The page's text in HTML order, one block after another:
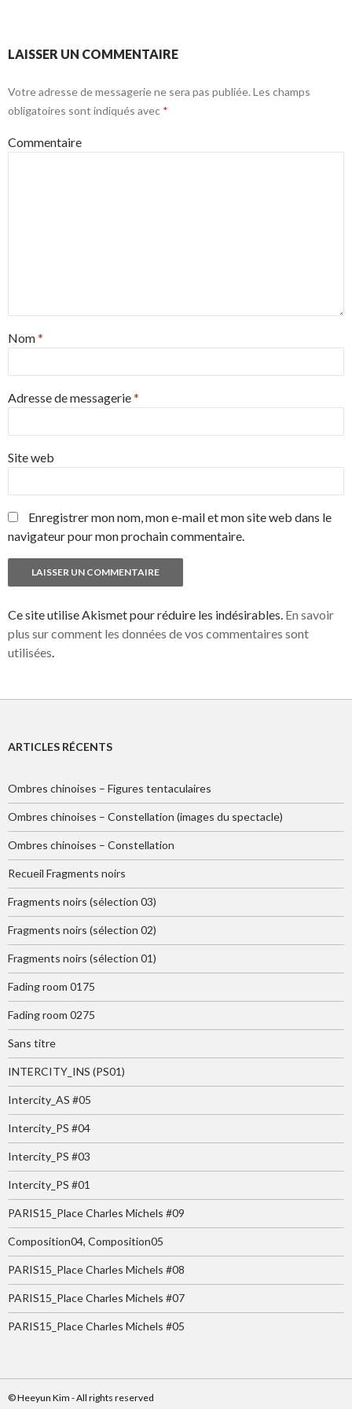
LAISSER UN COMMENTAIRE
Votre adresse de messagerie ne sera pas publiée. Les champs
obligatoires sont indiqués avec *
Commentaire
Nom*
Adresse de messagerie*
Site web
Enregistrer mon nom, mon e-mail et mon site web dans le
navigateur pour mon prochain commentaire.
Ce site utilise Akismet pour réduire les indésirables. En savoir
plus sur comment les données de vos commentaires sont
utilisées.
ARTICLES RÉCENTS
Ombres chinoises – Figures tentaculaires
Ombres chinoises – Constellation (images du spectacle)
Ombres chinoises – Constellation
Recueil Fragments noirs
Fragments noirs (sélection 03)
Fragments noirs (sélection 02)
Fragments noirs (sélection 01)
Fading room 0175
Fading room 0275
Sans titre
INTERCITY_INS (PS01)
Intercity_AS #05
Intercity_PS #04
Intercity_PS #03
Intercity_PS #01
PARIS15_Place Charles Michels #09
Composition04, Composition05
PARIS15_Place Charles Michels #08
PARIS15_Place Charles Michels #07
PARIS15_Place Charles Michels #05
© Heeyun Kim - All rights reserved